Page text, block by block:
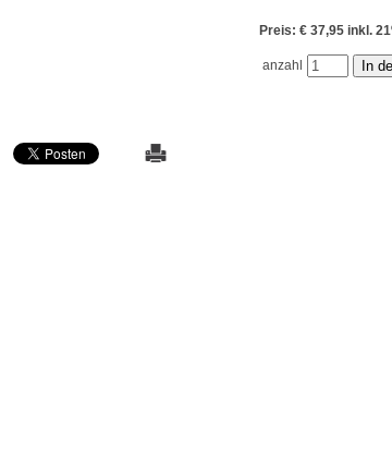
Preis: € 37,95 inkl.
anzahl